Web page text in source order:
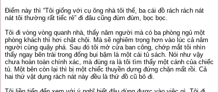
Điểm này thì “Tôi giống với cụ ông nhà tôi thế, ba cái đồ rách rách nát
nát tôi thường rất tiếc rẻ” đi đâu cũng đùm đùm, bọc bọc.
Tôi đi vòng vòng quanh nhà, thấy năm người mà có ba phòng ngủ một
phòng khách thì hơi chật chội. Mà sẽ nghiêm trọng hơn vào lúc cả năm
người cùng quậy phá. Sau đó tôi mở cửa ban công, chớp mắt tôi nhìn
thấy ngay bên trái trong đống bụi bậm là một cái tủ sách. Nói như vậy
chưa hoàn toàn chính xác, mà đúng ra là tôi tìm thấy một cánh của chiếc
tủ. Một bên còn lại thì bị một chiếc thuyền dựng đứng chặn mất rồi. Cả
hai thứ vật dụng rách nát này đều là thứ đồ cũ bỏ đi.